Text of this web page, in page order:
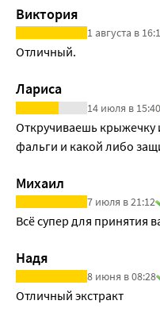
Виктория
1 августа в
Отличный.
Лариса
14 июля в 15:40
Откручиваешь крыжечку
фальги и какой либо
Михаил
7 июля в 21:12
Всё супер для принятия
Надя
8 июня в 08:28
Отличный экстракт